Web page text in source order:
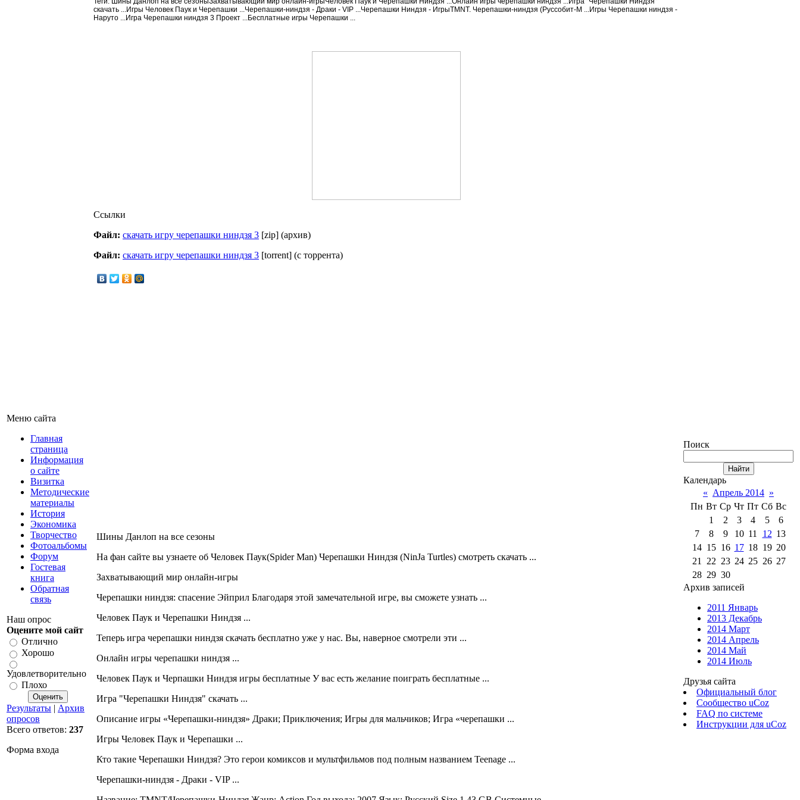
Меню сайта
Главная
страница
Информация
о сайте
Визитка
Методические
материалы
История
Экономика
Творчество
Фотоальбомы
Форум
Гостевая
книга
Обратная
связь
Наш опрос
Оцените мой сайт
Отлично
Хорошо
Удовлетворительно
Плохо
Результаты | Архив
опросов
Всего ответов: 237
Форма входа
скачать ...Игры Человек Паук и Черепашки ...Черепашки-ниндзя - Драки - VIP ...Черепашки Ниндзя - ИгрыTMNT. Черепашки-ниндзя (Руссобит-М ...Игры Черепашки ниндзя -
Наруто ...Игра Черепашки ниндзя 3 Проект ...Бесплатные игры Черепашки ...
Ссылки
Файл: скачать игру черепашки ниндзя 3 [zip] (архив)
Файл: скачать игру черепашки ниндзя 3 [torrent] (с торрента)
Шины Данлоп на все сезоны
На фан сайте вы узнаете об Человек Паук(Spider Man) Черепашки Ниндзя (NinJa Turtles) смотреть скачать ...
Захватывающий мир онлайн-игры
Черепашки ниндзя: спасение Эйприл Благодаря этой замечательной игре, вы сможете узнать ...
Человек Паук и Черепашки Ниндзя ...
Теперь игра черепашки ниндзя скачать бесплатно уже у нас. Вы, наверное смотрели эти ...
Онлайн игры черепашки ниндзя ...
Человек Паук и Черпашки Ниндзя игры бесплатные У вас есть желание поиграть бесплатные ...
Игра "Черепашки Ниндзя" скачать ...
Описание игры «Черепашки-ниндзя» Драки; Приключения; Игры для мальчиков; Игра «черепашки ...
Игры Человек Паук и Черепашки ...
Кто такие Черепашки Ниндзя? Это герои комиксов и мультфильмов под полным названием Teenage ...
Черепашки-ниндзя - Драки - VIP ...
Поиск
Календарь
« Апрель 2014 »
Пн Вт Ср Чт Пт Сб Вс
1
2 3 4 5
6
7
8 9 10 11 12 13
14 15 16 17 18 19 20
21
22 23 24 25 26 27
28 29 30
Архив записей
2011 Январь
2013 Декабрь
2014 Март
2014 Апрель
2014 Май
2014 Июль
Друзья сайта
Официальный блог
Сообщество uCoz
FAQ по системе
Инструкции для uCoz